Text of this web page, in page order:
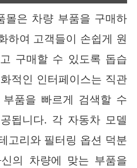
몰은 차량 부품을 구매하
하여 고객들이 손쉽게 원
구매할 수 있도록 돕습
적인 인터페이스는 직관
품을 빠르게 검색할 수
됩니다. 각 자동차 모델
고리와 필터링 옵션 덕분
의 차량에 맞는 부품을